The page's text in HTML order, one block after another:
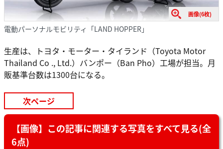
画像(6枚)
電動パーソナルモビリティ「LAND HOPPER」
生産は、トヨタ・モーター・タイランド（Toyota Motor
Thailand Co ., Ltd.）バンポー（Ban Pho）工場が担当。月
販基準台数は1300台になる。
次ページ
【画像】この記事に関連する写真をすべて見る(全
6点)